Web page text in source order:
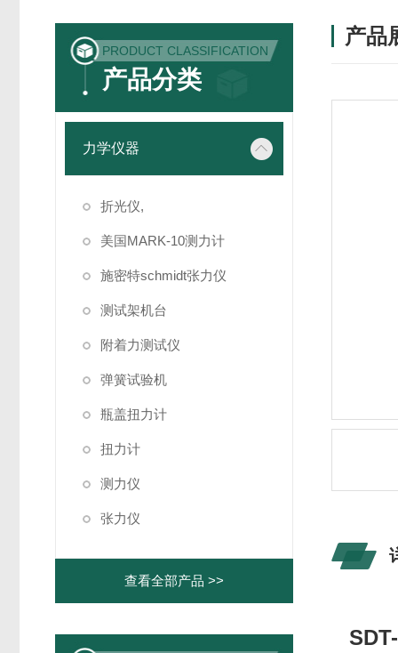
PRODUCT CLASSIFICATION
产品分类
力学仪器
折光仪,
美国MARK-10测力计
施密特schmidt张力仪
测试架机台
附着力测试仪
弹簧试验机
瓶盖扭力计
扭力计
测力仪
张力仪
查看全部产品 >>
产品